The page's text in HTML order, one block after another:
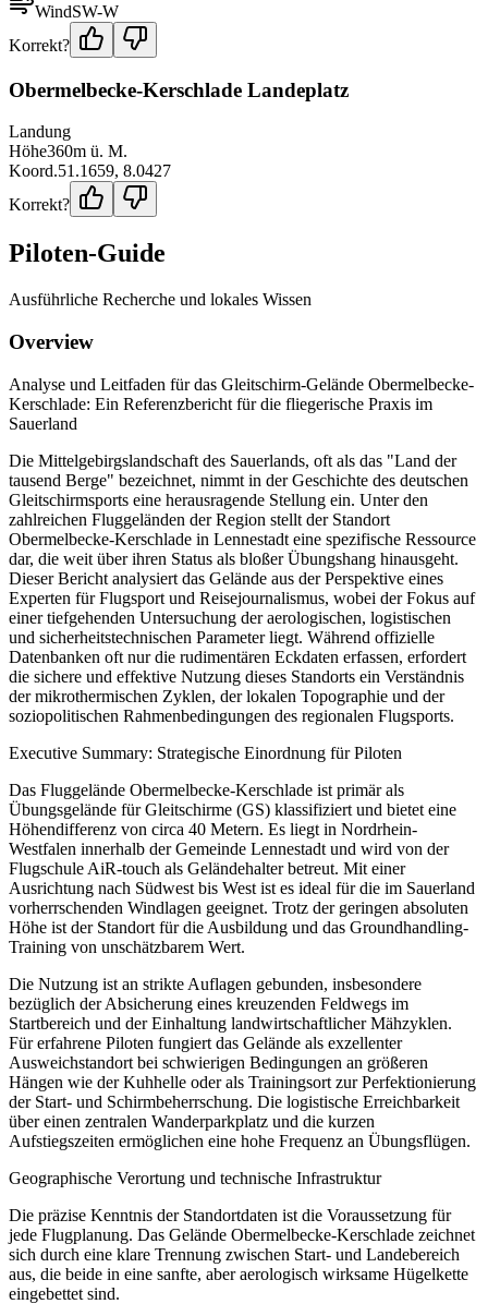
WindSW-W
Korrekt?
Obermelbecke-Kerschlade Landeplatz
Landung
Höhe360m ü. M.
Koord.51.1659, 8.0427
Korrekt?
Piloten-Guide
Ausführliche Recherche und lokales Wissen
Overview
Analyse und Leitfaden für das Gleitschirm-Gelände Obermelbecke-
Kerschlade: Ein Referenzbericht für die fliegerische Praxis im
Sauerland
Die Mittelgebirgslandschaft des Sauerlands, oft als das "Land der
tausend Berge" bezeichnet, nimmt in der Geschichte des deutschen
Gleitschirmsports eine herausragende Stellung ein. Unter den
zahlreichen Fluggeländen der Region stellt der Standort
Obermelbecke-Kerschlade in Lennestadt eine spezifische Ressource
dar, die weit über ihren Status als bloßer Übungshang hinausgeht.
Dieser Bericht analysiert das Gelände aus der Perspektive eines
Experten für Flugsport und Reisejournalismus, wobei der Fokus auf
einer tiefgehenden Untersuchung der aerologischen, logistischen
und sicherheitstechnischen Parameter liegt. Während offizielle
Datenbanken oft nur die rudimentären Eckdaten erfassen, erfordert
die sichere und effektive Nutzung dieses Standorts ein Verständnis
der mikrothermischen Zyklen, der lokalen Topographie und der
soziopolitischen Rahmenbedingungen des regionalen Flugsports.
Executive Summary: Strategische Einordnung für Piloten
Das Fluggelände Obermelbecke-Kerschlade ist primär als
Übungsgelände für Gleitschirme (GS) klassifiziert und bietet eine
Höhendifferenz von circa 40 Metern. Es liegt in Nordrhein-
Westfalen innerhalb der Gemeinde Lennestadt und wird von der
Flugschule AiR-touch als Geländehalter betreut. Mit einer
Ausrichtung nach Südwest bis West ist es ideal für die im Sauerland
vorherrschenden Windlagen geeignet. Trotz der geringen absoluten
Höhe ist der Standort für die Ausbildung und das Groundhandling-
Training von unschätzbarem Wert.
Die Nutzung ist an strikte Auflagen gebunden, insbesondere
bezüglich der Absicherung eines kreuzenden Feldwegs im
Startbereich und der Einhaltung landwirtschaftlicher Mähzyklen.
Für erfahrene Piloten fungiert das Gelände als exzellenter
Ausweichstandort bei schwierigen Bedingungen an größeren
Hängen wie der Kuhhelle oder als Trainingsort zur Perfektionierung
der Start- und Schirmbeherrschung. Die logistische Erreichbarkeit
über einen zentralen Wanderparkplatz und die kurzen
Aufstiegszeiten ermöglichen eine hohe Frequenz an Übungsflügen.
Geographische Verortung und technische Infrastruktur
Die präzise Kenntnis der Standortdaten ist die Voraussetzung für
jede Flugplanung. Das Gelände Obermelbecke-Kerschlade zeichnet
sich durch eine klare Trennung zwischen Start- und Landebereich
aus, die beide in eine sanfte, aber aerologisch wirksame Hügelkette
eingebettet sind.